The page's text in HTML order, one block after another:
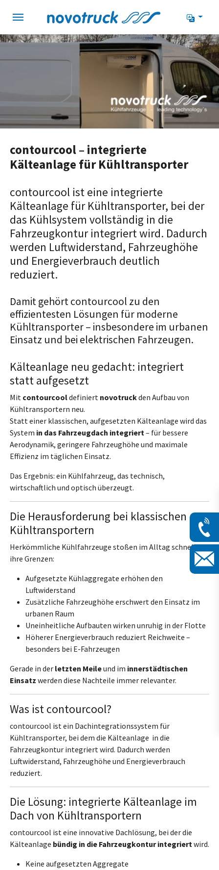
contourcool – integrierte
Kälteanlage für Kühltransporter
contourcool ist eine integrierte
Kälteanlage für Kühltransporter, bei der
das Kühlsystem vollständig in die
Fahrzeugkontur integriert wird. Dadurch
werden Luftwiderstand, Fahrzeughöhe
und Energieverbrauch deutlich
reduziert.
Damit gehört contourcool zu den
effizientesten Lösungen für moderne
Kühltransporter – insbesondere im urbanen
Einsatz und bei elektrischen Fahrzeugen.
Kälteanlage neu gedacht: integriert
statt aufgesetzt
Mit contourcooldefiniert novotruckden Aufbau von
Kühltransportern neu.
Statt einer klassischen, aufgesetzten Kälteanlage wird das
System in das Fahrzeugdach integriert– für bessere
Aerodynamik, geringere Fahrzeughöhe und maximale
Effizienz im täglichen Einsatz.
Das Ergebnis: ein Kühlfahrzeug, das technisch,
wirtschaftlich und optisch überzeugt.
Die Herausforderung bei klassischen
Kühltransportern
Herkömmliche Kühlfahrzeuge stoßen im Alltag schnell an
ihre Grenzen:
Aufgesetzte Kühlaggregate erhöhen den
Luftwiderstand
Zusätzliche Fahrzeughöhe erschwert den Einsatz im
urbanen Raum
Uneinheitliche Aufbauten wirken unruhig in der Flotte
Höherer Energieverbrauch reduziert Reichweite –
besonders bei E-Fahrzeugen
Gerade in der letzten Meileund im innerstädtischen
Einsatz werden diese Nachteile immer relevanter.
Was ist contourcool?
contourcool ist ein Dachintegrationssystem für
Kühltransporter, bei dem die Kälteanlage in die
Fahrzeugkontur integriert wird. Dadurch werden
Luftwiderstand, Fahrzeughöhe und Energieverbrauch
reduziert.
Die Lösung: integrierte Kälteanlage im
Dach von Kühltransportern
contourcool ist eine innovative Dachlösung, bei der die
Kälteanlage bündig in die Fahrzeugkontur integriertwird.
Keine aufgesetzten Aggregate